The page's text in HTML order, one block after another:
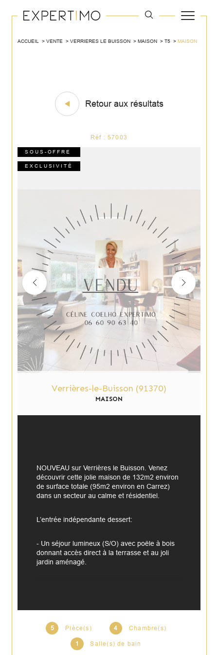
ACCUEIL VENTE VERRIERES LE BUISSON MAISON T5 MAISON
Retour aux résultats
Réf : 57003
SOUS-OFFRE
EXCLUSIVITÉ
Verrières-le-Buisson (91370)
MAISON
5 Pièce(s) 4 Chambre(s)
1 Salle(s) de bain
NOUVEAU sur Verrières le Buisson. Venez
découvrir cette jolie maison de 132m2 environ
de surface totale (95m2 environ en Carrez)
dans un secteur au calme et résidentiel.
L’entrée indépendante dessert:
- Un séjour lumineux (S/O) avec poële à bois
donnant accès direct à la terrasse et au joli
jardin aménagé.
- Ainsi qu'une buanderie/penderie et un WC
À l’étage l’espace nuit comprend trois
chambres avec placards, une belle salle de
bains avec sèche-serviette et un WC .